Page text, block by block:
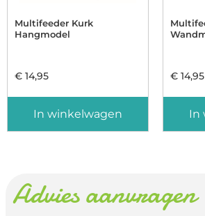
Multifeeder Kurk
Hangmodel
€ 14,95
In winkelwagen
€ 14,95
In
Advies aanvragen